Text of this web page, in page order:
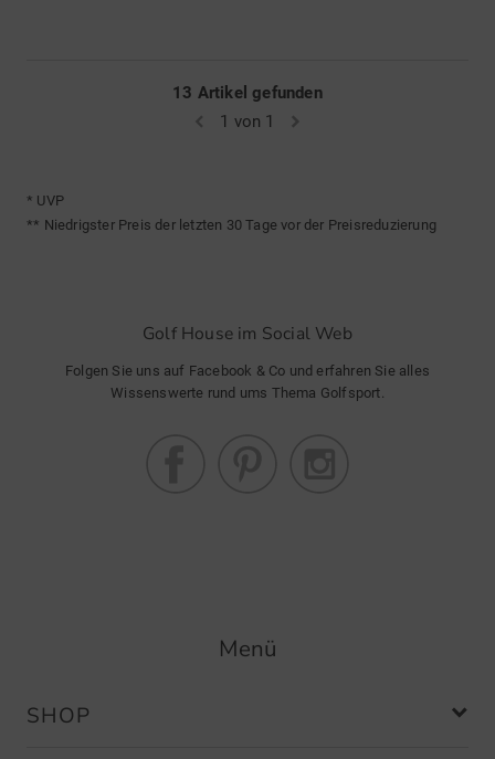
13 Artikel gefunden
1 von 1
* UVP
** Niedrigster Preis der letzten 30 Tage vor der Preisreduzierung
Golf House im Social Web
Folgen Sie uns auf Facebook & Co und erfahren Sie alles
Wissenswerte rund ums Thema Golfsport.
Menü
SHOP